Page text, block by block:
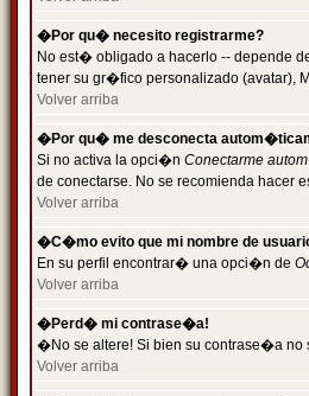
�Por qu� necesito registrarme?
No est� obligado a hacerlo -- depende
tener su gr�fico personalizado (avatar),
Volver arriba
�Por qu� me desconecta
Si no activa la opci�n Conectarme
de conectarse. No se recomienda hacer
Volver arriba
�C�mo evito que mi nombre de
En su perfil encontrar� una opci�n de
Volver arriba
�Perd� mi contrase�a!
�No se altere! Si bien su contrase�a no
Volver arriba